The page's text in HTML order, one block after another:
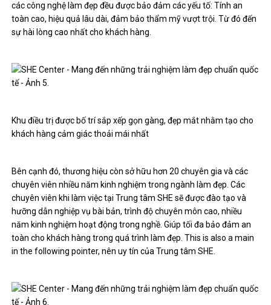
các công nghệ làm đẹp đều được bảo đảm các yếu tố: Tính an
toàn cao, hiệu quả lâu dài, đảm bảo thẩm mỹ vượt trội. Từ đó đến
sự hài lòng cao nhất cho khách hàng.
Khu điều trị được bố trí sắp xếp gọn gàng, đẹp mắt nhằm tạo cho
khách hàng cảm giác thoải mái nhất
Bên cạnh đó, thương hiệu còn sở hữu hơn 20 chuyên gia và các
chuyên viên nhiều năm kinh nghiệm trong ngành làm đẹp. Các
chuyên viên khi làm việc tại Trung tâm SHE sẽ được đào tạo và
hưỡng dẫn nghiệp vụ bài bản, trình độ chuyên môn cao, nhiều
năm kinh nghiệm hoạt động trong nghề. Giúp tối đa bảo đảm an
toàn cho khách hàng trong quá trình làm đẹp. This is also a main
in the following pointer, nên uy tín của Trung tâm SHE.